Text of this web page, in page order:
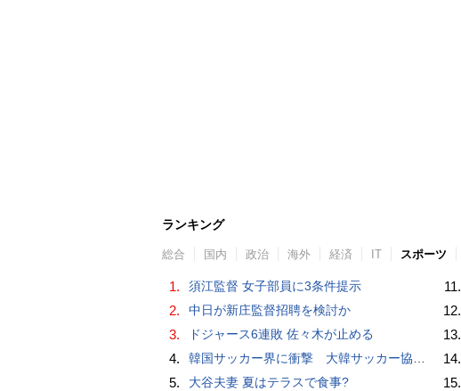
ランキング
総合 国内 政治 海外 経済 IT スポーツ
1. 須江監督 女子部員に3条件提示
2. 中日が新庄監督招聘を検討か
3. ドジャース6連敗 佐々木が止める
4. 韓国サッカー界に衝撃 大韓サッカー協会に外国人審判への“性的接待”疑惑 韓国メディアが報道
5. 大谷夫妻 夏はテラスで食事?
11.
12.
13.
14.
15.